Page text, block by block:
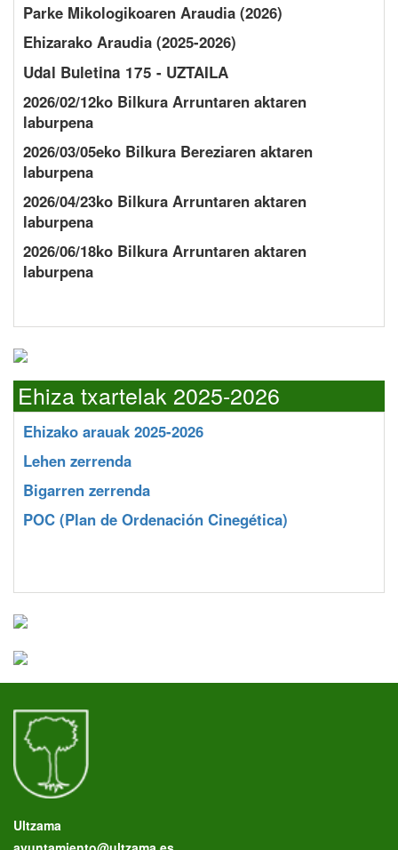
Parke Mikologikoaren Araudia (2026)
Ehizarako Araudia (2025-2026)
Udal Buletina 175 - UZTAILA
2026/02/12ko Bilkura Arruntaren aktaren
laburpena
2026/03/05eko Bilkura Bereziaren aktaren
laburpena
2026/04/23ko Bilkura Arruntaren aktaren
laburpena
2026/06/18ko Bilkura Arruntaren aktaren
laburpena
Ehiza txartelak 2025-2026
Ehizako arauak 2025-2026
Lehen zerrenda
Bigarren zerrenda
POC (Plan de Ordenación Cinegética)
Ultzama